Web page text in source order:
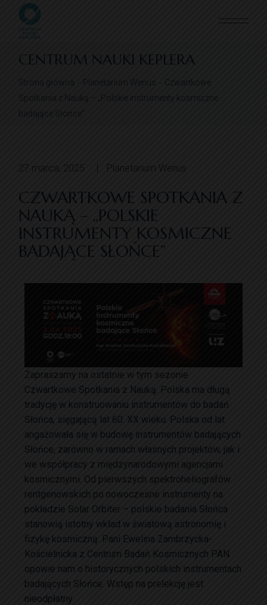
CENTRUM NAUKI KEPLERA
Strona główna Planetarium Wenus
Czwartkowe
Spotkania z Nauką – „Polskie instrumenty kosmiczne
badające Słońce”
27 marca, 2025 Planetarium Wenus
CZWARTKOWE SPOTKANIA Z
NAUKĄ – „POLSKIE
INSTRUMENTY KOSMICZNE
BADAJĄCE SŁOŃCE”
Zapraszamy na ostatnie w tym sezonie
Czwartkowe Spotkania z Nauką. Polska ma długą
tradycję w konstruowaniu instrumentów do badań
Słońca, sięgającą lat 60. XX wieku. Polska od lat
angażowała się w budowę instrumentów badających
Słońce, zarówno w ramach własnych projektów, jak i
we współpracy z międzynarodowymi agencjami
kosmicznymi. Od pierwszych spektroheliografów
rentgenowskich po nowoczesne instrumenty na
pokładzie Solar Orbiter – polskie badania Słońca
stanowią istotny wkład w światową astronomię i
fizykę kosmiczną. Pani Ewelina Zambrzycka-
Kościelnicka z Centrum Badań Kosmicznych PAN
opowie nam o historycznych polskich instrumentach
badających Słońce. Wstęp na prelekcję jest
nieodpłatny